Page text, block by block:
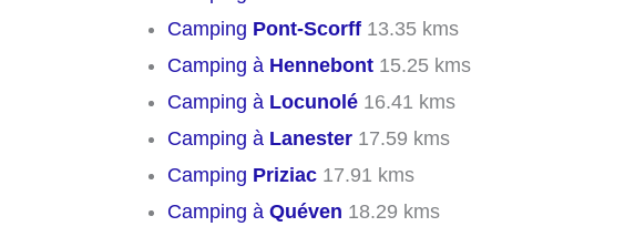
Camping Pont-Scorff 13.35 kms
Camping à Hennebont 15.25 kms
Camping à Locunolé 16.41 kms
Camping à Lanester 17.59 kms
Camping Priziac 17.91 kms
Camping à Quéven 18.29 kms